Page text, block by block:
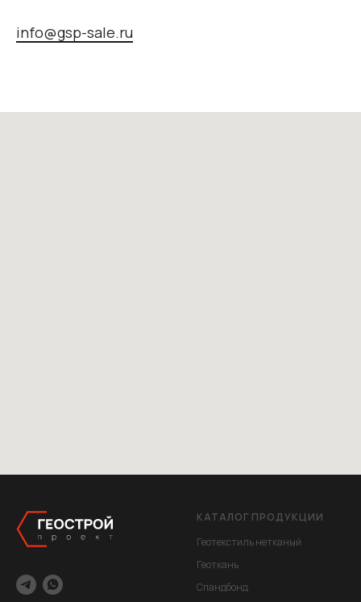
info@gsp-sale.ru
КАТАЛОГ ПРОДУКЦИИ
Геотекстиль нетканый
Геоткань
Спандбонд